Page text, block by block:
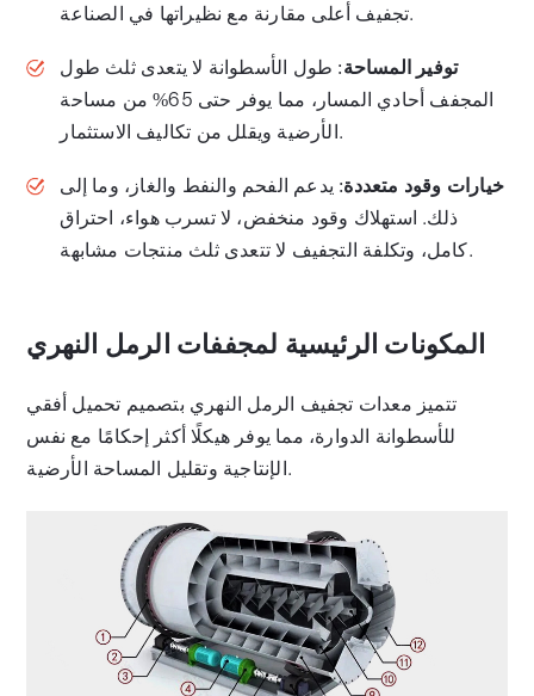
تجفيف أعلى مقارنة مع نظيراتها في الصناعة.
توفير المساحة: طول الأسطوانة لا يتعدى ثلث طول
المجفف أحادي المسار، مما يوفر حتى 65% من مساحة
الأرضية ويقلل من تكاليف الاستثمار.
خيارات وقود متعددة: يدعم الفحم والنفط والغاز، وما إلى
ذلك. استهلاك وقود منخفض، لا تسرب هواء، احتراق
كامل، وتكلفة التجفيف لا تتعدى ثلث منتجات مشابهة.
المكونات الرئيسية لمجففات الرمل النهري
تتميز معدات تجفيف الرمل النهري بتصميم تحميل أفقي
للأسطوانة الدوارة، مما يوفر هيكلًا أكثر إحكامًا مع نفس
الإنتاجية وتقليل المساحة الأرضية.